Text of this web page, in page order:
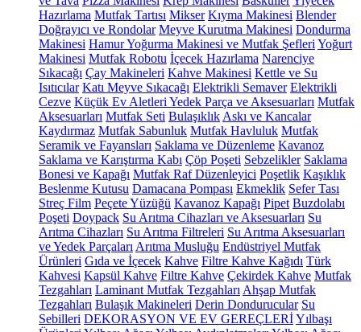
Hazırlama Mutfak Tartısı Mikser Kıyma Makinesi Blender
Doğrayıcı ve Rondolar Meyve Kurutma Makinesi Dondurma
Makinesi Hamur Yoğurma Makinesi ve Mutfak Şefleri Yoğurt
Makinesi Mutfak Robotu İçecek Hazırlama Narenciye
Sıkacağı Çay Makineleri Kahve Makinesi Kettle ve Su
Isıtıcılar Katı Meyve Sıkacağı Elektrikli Semaver Elektrikli
Cezve Küçük Ev Aletleri Yedek Parça ve Aksesuarları Mutfak
Aksesuarları Mutfak Seti Bulaşıklık Askı ve Kancalar
Kaydırmaz Mutfak Sabunluk Mutfak Havluluk Mutfak
Seramik ve Fayansları Saklama ve Düzenleme Kavanoz
Saklama ve Karıştırma Kabı Çöp Poşeti Sebzelikler Saklama
Bonesi ve Kapağı Mutfak Raf Düzenleyici Poşetlik Kaşıklık
Beslenme Kutusu Damacana Pompası Ekmeklik Sefer Tası
Streç Film Peçete Yüzüğü Kavanoz Kapağı Pipet Buzdolabı
Poşeti Doypack Su Arıtma Cihazları ve Aksesuarları Su
Arıtma Cihazları Su Arıtma Filtreleri Su Arıtma Aksesuarları
ve Yedek Parçaları Arıtma Musluğu Endüstriyel Mutfak
Ürünleri Gıda ve İçecek Kahve Filtre Kahve Kağıdı Türk
Kahvesi Kapsül Kahve Filtre Kahve Çekirdek Kahve Mutfak
Tezgahları Laminant Mutfak Tezgahları Ahşap Mutfak
Tezgahları Bulaşık Makineleri Derin Dondurucular Su
Sebilleri DEKORASYON VE EV GEREÇLERİYılbaşı